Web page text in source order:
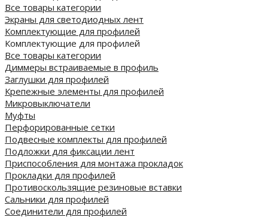
Все товары категории
Экраны для светодиодных лент
Комплектующие для профилей
Комплектующие для профилей
Все товары категории
Диммеры встраиваемые в профиль
Заглушки для профилей
Крепежные элементы для профилей
Микровыключатели
Муфты
Перфорированные сетки
Подвесные комплекты для профилей
Подложки для фиксации лент
Приспособления для монтажа прокладок
Прокладки для профилей
Противоскользящие резиновые вставки
Сальники для профилей
Соединители для профилей